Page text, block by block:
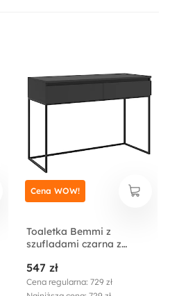
Toaletka Bemmi z
szufladami czarna z
547 zł
Cena regularna: 729 zł
Cena WOW!